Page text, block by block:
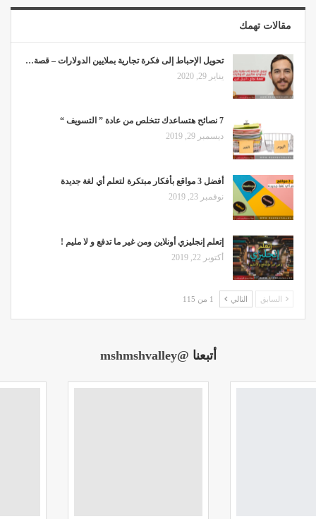
مقالات تهمك
تحويل الإحباط إلى فكرة تجارية بملايين الدولارات – قصة…
يناير 29, 2020
7 نصائح هتساعدك تتخلص من عادة ” التسويف “
ديسمبر 29, 2019
أفضل 3 مواقع بأفكار مبتكرة لتعلم أي لغة جديدة
نوفمبر 23, 2019
إتعلم إنجليزي أونلاين ومن غير ما تدفع و لا مليم !
أكتوبر 22, 2019
السابق التالي 1 من 115
أتبعنا @mshmshvalley